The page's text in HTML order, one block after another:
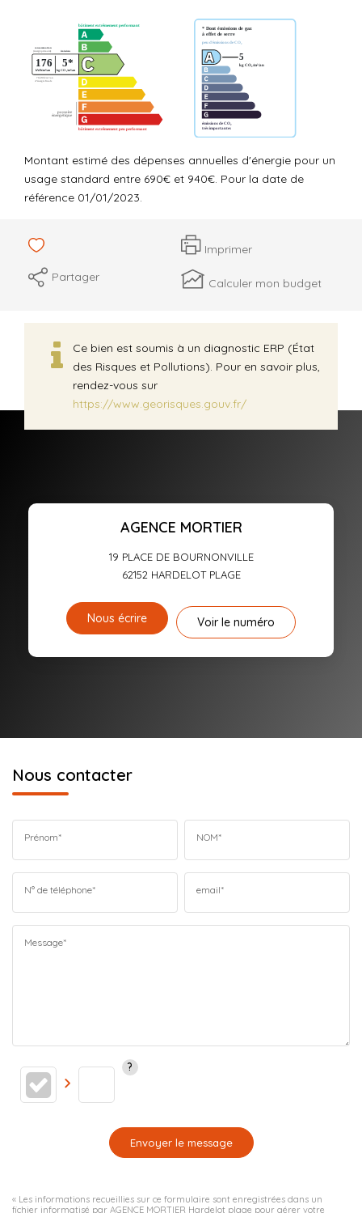
Montant estimé des dépenses annuelles d'énergie pour un
usage standard entre 690€ et 940€. Pour la date de
référence 01/01/2023.
Imprimer
Partager
Calculer mon budget
Ce bien est soumis à un diagnostic ERP (État
des Risques et Pollutions). Pour en savoir plus,
rendez-vous sur
https://www.georisques.gouv.fr/
AGENCE MORTIER
19 PLACE DE BOURNONVILLE
62152 HARDELOT PLAGE
Nous écrire Voir le numéro
Nous contacter
Prénom* NOM*
N° de téléphone* email*
Message*
Envoyer le message
« Les informations recueillies sur ce formulaire sont enregistrées dans un
fichier informatisé par AGENCE MORTIER Hardelot plage pour gérer votre